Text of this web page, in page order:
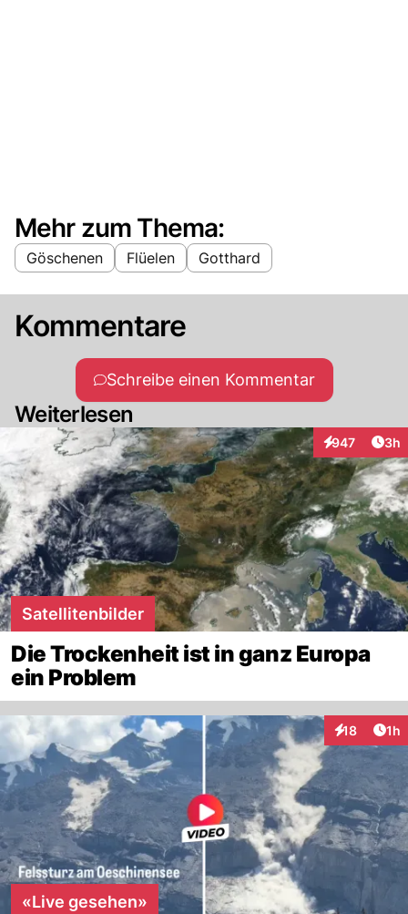
Mehr zum Thema:
Göschenen Flüelen Gotthard
Kommentare
Schreibe einen Kommentar
Weiterlesen
947
Interaktionen
3h
Satellitenbilder
Die Trockenheit ist in ganz Europa
ein Problem
18 1h
«Live gesehen»